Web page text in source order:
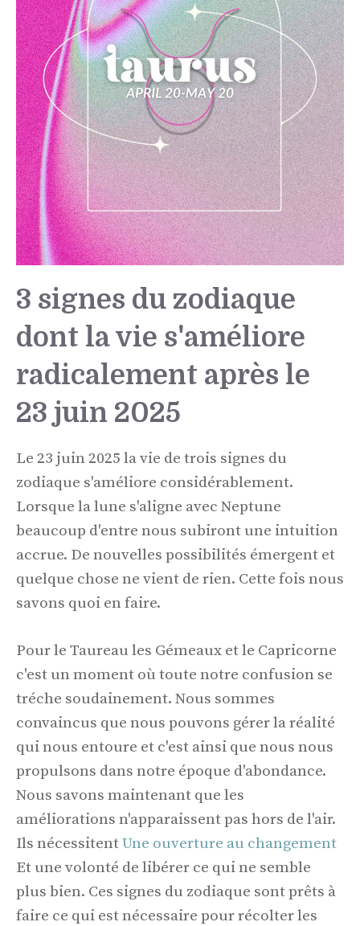
3 signes du zodiaque
dont la vie s'améliore
radicalement après le
23 juin 2025
Le 23 juin 2025 la vie de trois signes du
zodiaque s'améliore considérablement.
Lorsque la lune s'aligne avec Neptune
beaucoup d'entre nous subiront une intuition
accrue. De nouvelles possibilités émergent et
quelque chose ne vient de rien. Cette fois nous
savons quoi en faire.
Pour le Taureau les Gémeaux et le Capricorne
c'est un moment où toute notre confusion se
tréche soudainement. Nous sommes
convaincus que nous pouvons gérer la réalité
qui nous entoure et c'est ainsi que nous nous
propulsons dans notre époque d'abondance.
Nous savons maintenant que les
améliorations n'apparaissent pas hors de l'air.
Ils nécessitentUne ouverture au changement
Et une volonté de libérer ce qui ne semble
plus bien. Ces signes du zodiaque sont prêts à
faire ce qui est nécessaire pour récolter les